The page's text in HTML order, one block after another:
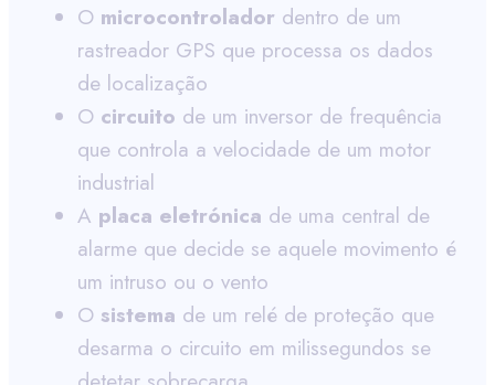
O microcontrolador dentro de um
rastreador GPS que processa os dados
de localização
O circuito de um inversor de frequência
que controla a velocidade de um motor
industrial
A placa eletrónica de uma central de
alarme que decide se aquele movimento é
um intruso ou o vento
O sistema de um relé de proteção que
desarma o circuito em milissegundos se